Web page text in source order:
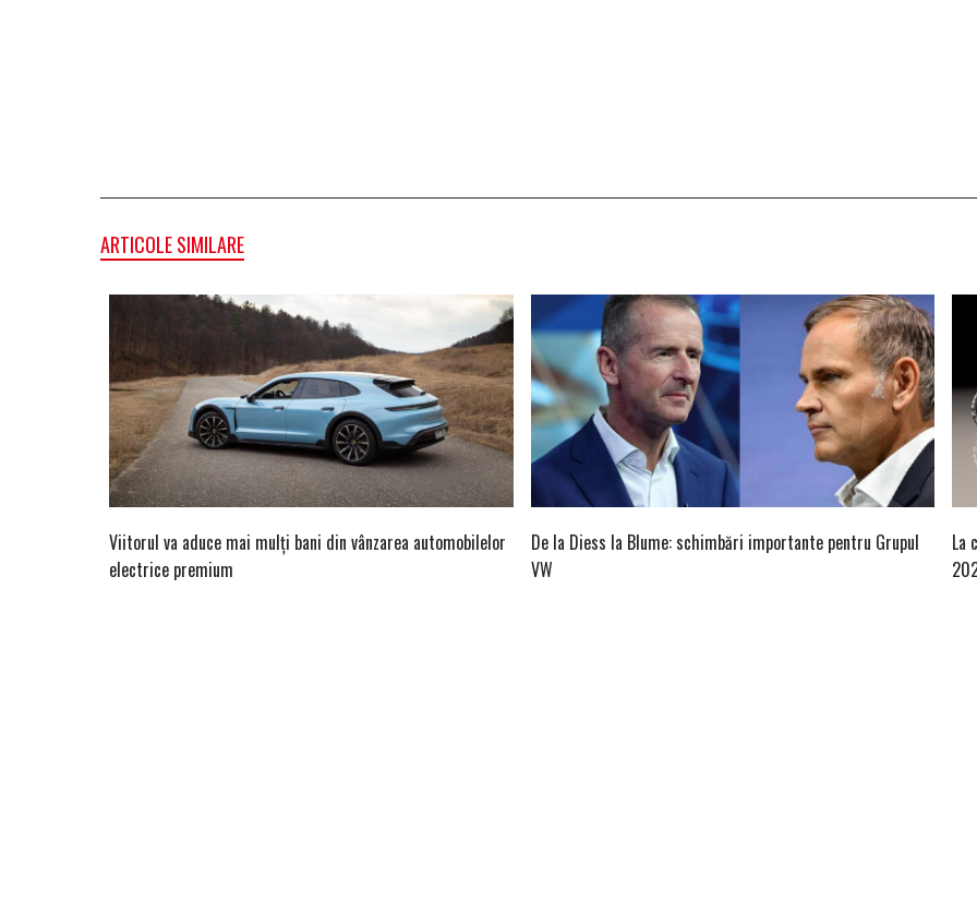
ARTICOLE SIMILARE
Viitorul va aduce mai mulți bani din vânzarea automobilelor
electrice premium
De la Diess la Blume: schimbări importante pentru Grupul
VW
La